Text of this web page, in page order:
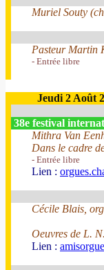
Muriel Souty
Pasteur Martin
- Entrée libre
Jeudi 2 Août
38e festival
Mithra Van
Dans le cadre
- Entrée libre
Lien :
Cécile Blais,
Oeuvres de L.
Lien :